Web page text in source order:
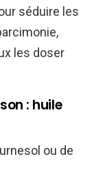
séduire les
les doser
: huile
ou de